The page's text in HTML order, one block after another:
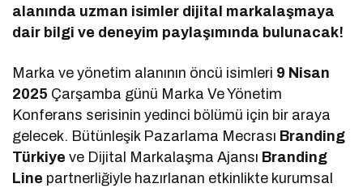
alanında uzman isimler dijital markalaşmaya
dair bilgi ve deneyim paylaşımında bulunacak!
Marka ve yönetim alanının öncü isimleri 9 Nisan
2025 Çarşamba günü Marka Ve Yönetim
Konferans serisinin yedinci bölümü için bir araya
gelecek. Bütünleşik Pazarlama Mecrası Branding
Türkiye ve Dijital Markalaşma Ajansı Branding
Line partnerliğiyle hazırlanan etkinlikte kurumsal